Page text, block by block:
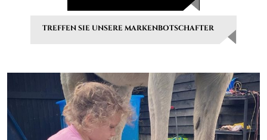
TREFFEN SIE UNSERE MARKENBOTSCHAFTER